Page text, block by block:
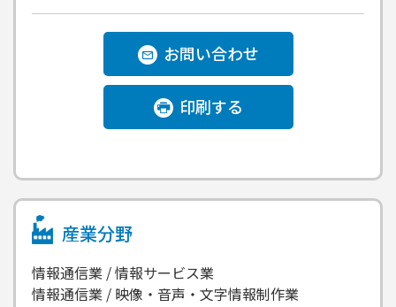
お問い合わせ
印刷する
産業分野
情報通信業 / 情報サービス業
情報通信業 / 映像・音声・文字情報制作業